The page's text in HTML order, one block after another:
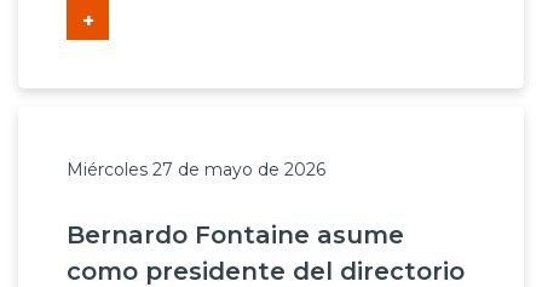
+
Miércoles 27 de mayo de 2026
Bernardo Fontaine asume
como presidente del directorio